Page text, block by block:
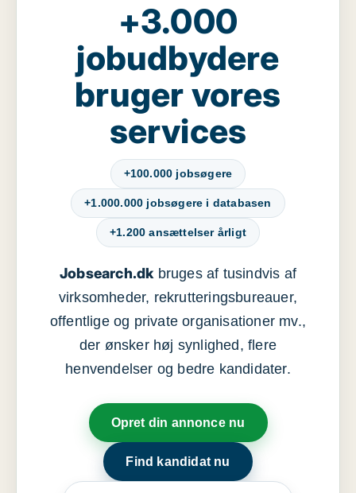
+3.000
jobudbydere
bruger vores
services
+100.000 jobsøgere
+1.000.000 jobsøgere i databasen
+1.200 ansættelser årligt
Jobsearch.dkbruges af tusindvis af
virksomheder, rekrutteringsbureauer,
offentlige og private organisationer mv.,
der ønsker høj synlighed, flere
henvendelser og bedre kandidater.
Opret din annonce nu
Find kandidat nu